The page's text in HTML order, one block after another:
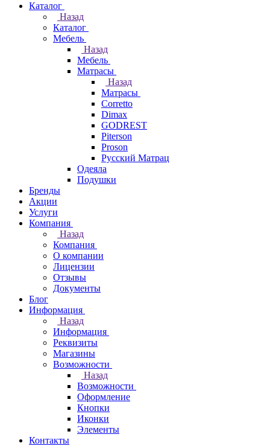
Каталог
Назад
Каталог
Мебель
Назад
Мебель
Матрасы
Назад
Матрасы
Corretto
Dimax
GODREST
Piterson
Proson
Русский Матрац
Одеяла
Подушки
Бренды
Акции
Услуги
Компания
Назад
Компания
О компании
Лицензии
Отзывы
Документы
Блог
Информация
Назад
Информация
Реквизиты
Магазины
Возможности
Назад
Возможности
Оформление
Кнопки
Иконки
Элементы
Контакты